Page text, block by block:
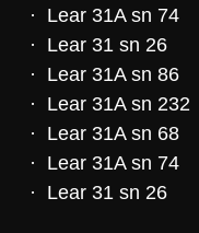
· Lear 31A sn 74
· Lear 31 sn 26
· Lear 31A sn 86
· Lear 31A sn 232
· Lear 31A sn 68
· Lear 31A sn 74
· Lear 31 sn 26